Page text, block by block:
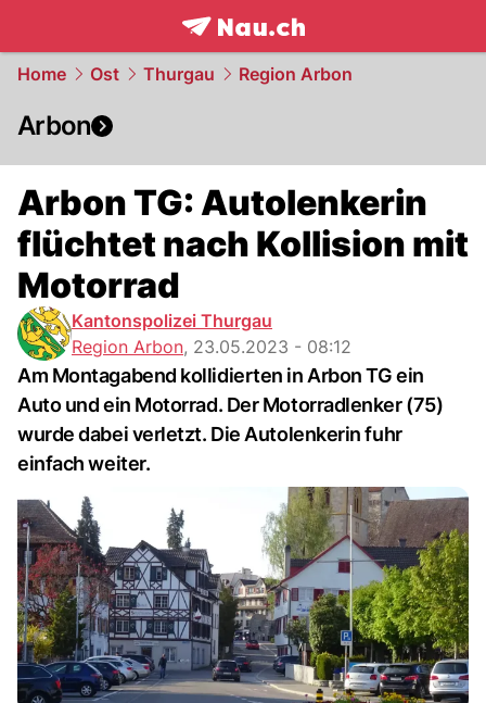
frontpage.NAU.ch
Home Ost Thurgau Region Arbon
Arbon
Arbon TG: Autolenkerin
flüchtet nach Kollision mit
Motorrad
Kantonspolizei Thurgau
Region Arbon, 23.05.2023 - 08:12
Am Montagabend kollidierten in Arbon TG ein
Auto und ein Motorrad. Der Motorradlenker (75)
wurde dabei verletzt. Die Autolenkerin fuhr
einfach weiter.